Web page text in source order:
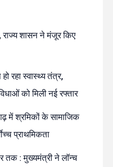
राज्य शासन ने मंजूर किए
रहा स्वास्थ्य तंत्र,
को मिली नई रफ्तार
में श्रमिकों के सामाजिक
प्राथमिकता
तक : मुख्यमंत्री ने लॉन्च